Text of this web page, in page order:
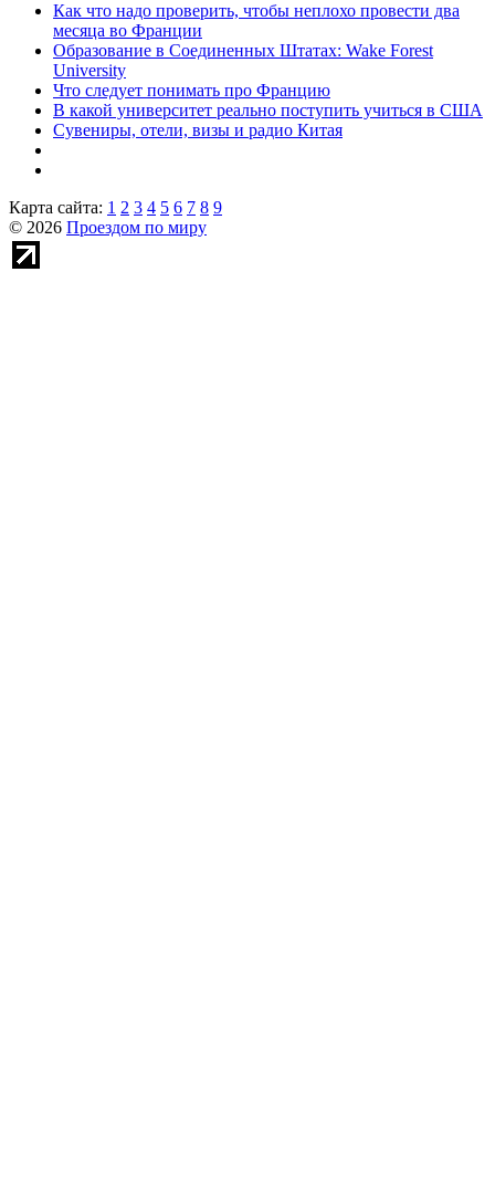
Как что надо проверить, чтобы неплохо провести два
месяца во Франции
Образование в Соединенных Штатах: Wake Forest
University
Что следует понимать про Францию
В какой университет реально поступить учиться в США
Сувениры, отели, визы и радио Китая
Карта сайта: 1 2 3 4 5 6 7 8 9
© 2026 Проездом по миру